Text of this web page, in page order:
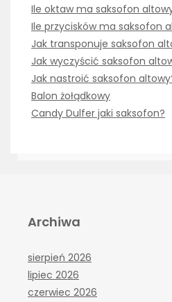
Ile oktaw ma saksofon
Ile przycisków ma saksofon
Jak transponuje saksofon
Jak wyczyścić saksofon
Jak nastroić saksofon
Balon żołądkowy
Candy Dulfer jaki saksofon?
Archiwa
sierpień 2026
lipiec 2026
czerwiec 2026